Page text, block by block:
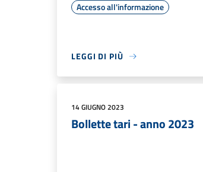
Accesso all'informazione
LEGGI DI PIÙ
14 GIUGNO 2023
Bollette tari - anno 2023